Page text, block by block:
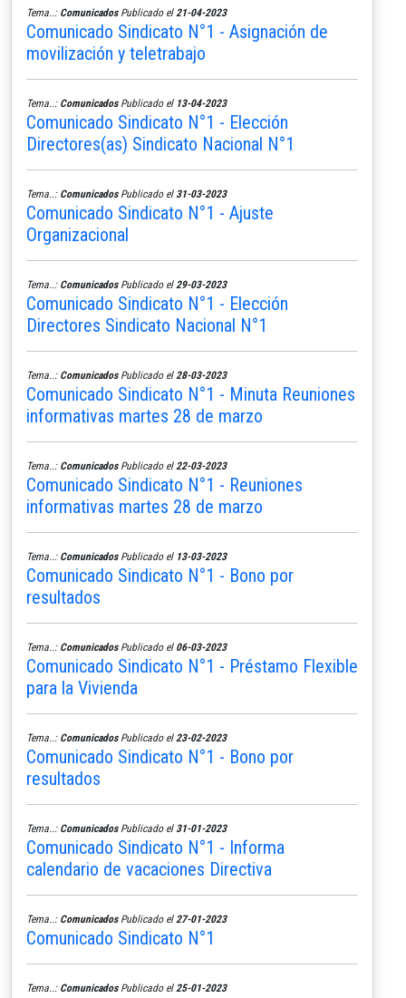
Tema..: ComunicadosPublicado el 21-04-2023
Comunicado Sindicato N°1 - Asignación de
movilización y teletrabajo
Tema..: ComunicadosPublicado el 13-04-2023
Comunicado Sindicato N°1 - Elección
Directores(as) Sindicato Nacional N°1
Tema..: ComunicadosPublicado el 31-03-2023
Comunicado Sindicato N°1 - Ajuste
Organizacional
Tema..: ComunicadosPublicado el 29-03-2023
Comunicado Sindicato N°1 - Elección
Directores Sindicato Nacional N°1
Tema..: ComunicadosPublicado el 28-03-2023
Comunicado Sindicato N°1 - Minuta Reuniones
informativas martes 28 de marzo
Tema..: ComunicadosPublicado el 22-03-2023
Comunicado Sindicato N°1 - Reuniones
informativas martes 28 de marzo
Tema..: ComunicadosPublicado el 13-03-2023
Comunicado Sindicato N°1 - Bono por
resultados
Tema..: ComunicadosPublicado el 06-03-2023
Comunicado Sindicato N°1 - Préstamo Flexible
para la Vivienda
Tema..: ComunicadosPublicado el 23-02-2023
Comunicado Sindicato N°1 - Bono por
resultados
Tema..: ComunicadosPublicado el 31-01-2023
Comunicado Sindicato N°1 - Informa
calendario de vacaciones Directiva
Tema..: ComunicadosPublicado el 27-01-2023
Comunicado Sindicato N°1
Tema..: ComunicadosPublicado el 25-01-2023